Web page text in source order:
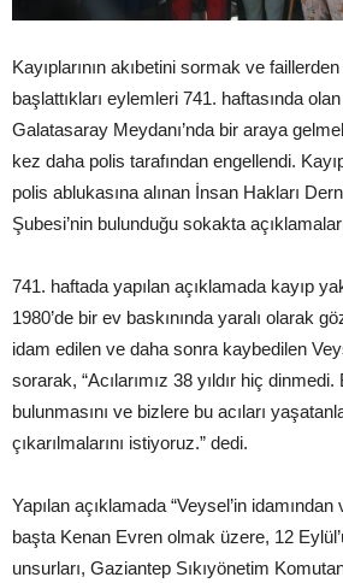
Kayıplarının akıbetini sormak ve
başlattıkları eylemleri 741. haftasında
Galatasaray Meydanı’nda bir araya
kez daha polis tarafından engellendi.
polis ablukasına alınan İnsan Hakları
Şubesi’nin bulunduğu sokakta
741. haftada yapılan açıklamada kayıp
1980’de bir ev baskınında yaralı olarak
idam edilen ve daha sonra kaybedilen
sorarak, “Acılarımız 38 yıldır hiç
bulunmasını ve bizlere bu acıları
çıkarılmalarını istiyoruz.” dedi.
Yapılan açıklamada “Veysel’in
başta Kenan Evren olmak üzere, 12
unsurları, Gaziantep Sıkıyönetim